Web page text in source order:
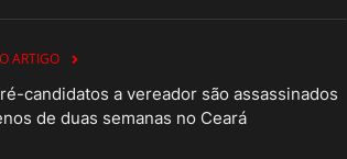
ARTIGO
candidatos a vereador são assassinados
de duas semanas no Ceará